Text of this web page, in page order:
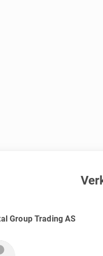
Group Trading AS